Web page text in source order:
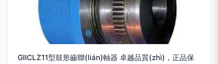
GⅡCLZ11型鼓形齒聯(lián)軸器 卓越品質(zhì)，正品保